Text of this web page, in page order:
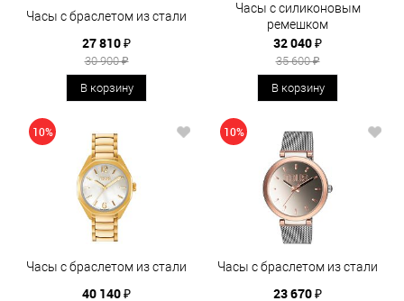
Часы с браслетом из стали
27 810 ₽
30 900 ₽
В корзину
Часы с силиконовым
ремешком
32 040 ₽
35 600 ₽
В корзину
10%
Часы с браслетом из стали
40 140 ₽
10%
Часы с браслетом из стали
23 670 ₽